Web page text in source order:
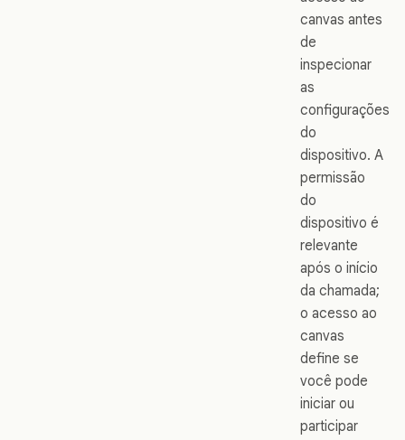
canvas antes
de
inspecionar
as
configurações
do
dispositivo. A
permissão
do
dispositivo é
relevante
após o início
da chamada;
o acesso ao
canvas
define se
você pode
iniciar ou
participar